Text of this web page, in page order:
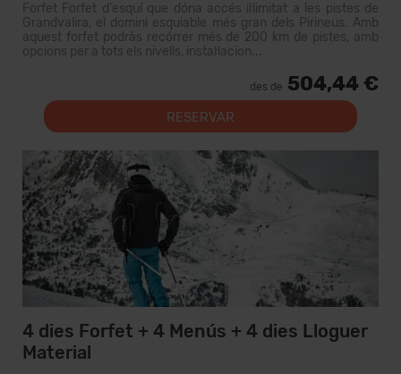
Forfet Forfet d'esquí que dóna accés il·limitat a les pistes de
Grandvalira, el domini esquiable més gran dels Pirineus. Amb
aquest forfet podràs recórrer més de 200 km de pistes, amb
opcions per a tots els nivells, instal·lacion...
des de 504,44 €
RESERVAR
4 dies Forfet + 4 Menús + 4 dies Lloguer
Material